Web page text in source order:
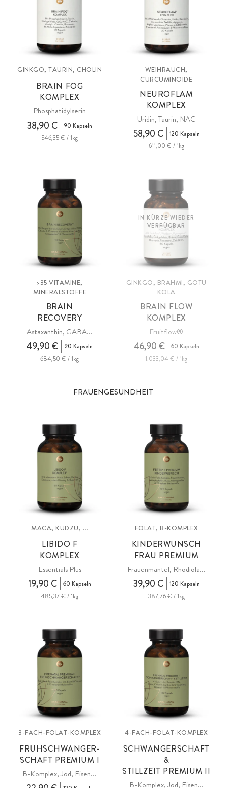
GINKGO, TAURIN, CHOLIN
BRAIN FOG
KOMPLEX
Phosphatidylserin
38,90 €
90 Kapseln
546,35 € / 1kg
WEIHRAUCH,
CURCUMINOIDE
NEUROFLAM
KOMPLEX
Uridin, Taurin, NAC
58,90 €
120 Kapseln
611,00 € / 1kg
>35 VITAMINE,
MINERALSTOFFE
BRAIN
RECOVERY
Astaxanthin, GABA...
49,90 €
90 Kapseln
684,50 € / 1kg
IN KÜRZE WIEDER
VERFÜGBAR
GINKGO, BRAHMI, GOTU
KOLA
BRAIN FLOW
KOMPLEX
Fruitflow®
46,90 €
60 Kapseln
1.033,04 € / 1kg
FRAUENGESUNDHEIT
MACA, KUDZU, ...
LIBIDO F
KOMPLEX
Essentials Plus
19,90 €
60 Kapseln
485,37 € / 1kg
FOLAT, B-KOMPLEX
KINDERWUNSCH
FRAU PREMIUM
Frauenmantel, Rhodiola...
39,90 €
120 Kapseln
387,76 € / 1kg
3-FACH-FOLAT-KOMPLEX
FRÜHSCHWANGER-
SCHAFT PREMIUM I
B-Komplex, Jod, Eisen...
4-FACH-FOLAT-KOMPLEX
SCHWANGERSCHAFT
&
STILLZEIT PREMIUM II
B-Komplex, Jod, Eisen...